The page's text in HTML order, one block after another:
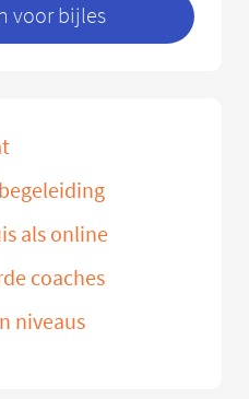
voor bijles
als online
coaches
niveaus